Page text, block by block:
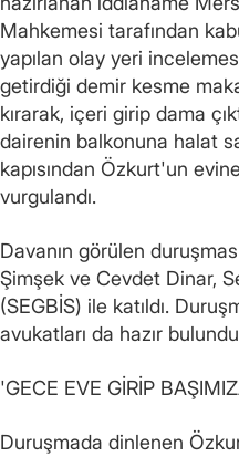
Mahkemesi tarafından
yapılan olay yeri
getirdiği demir kesme
kırarak, içeri girip dama
dairenin balkonuna halat
kapısından Özkurt'un
vurgulandı.
Davanın görülen
Şimşek ve Cevdet Dinar,
(SEGBİS) ile katıldı.
avukatları da hazır
'GECE EVE GİRİP
Duruşmada dinlenen